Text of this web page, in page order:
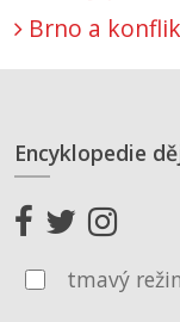
Brno a
Encyklopedie
tmavý